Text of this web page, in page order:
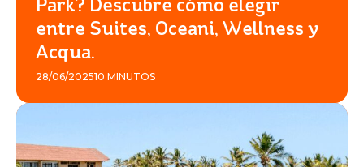
Park? Descubre cómo elegir
entre Suites, Oceani, Wellness y
Acqua.
28/06/202510 MINUTOS